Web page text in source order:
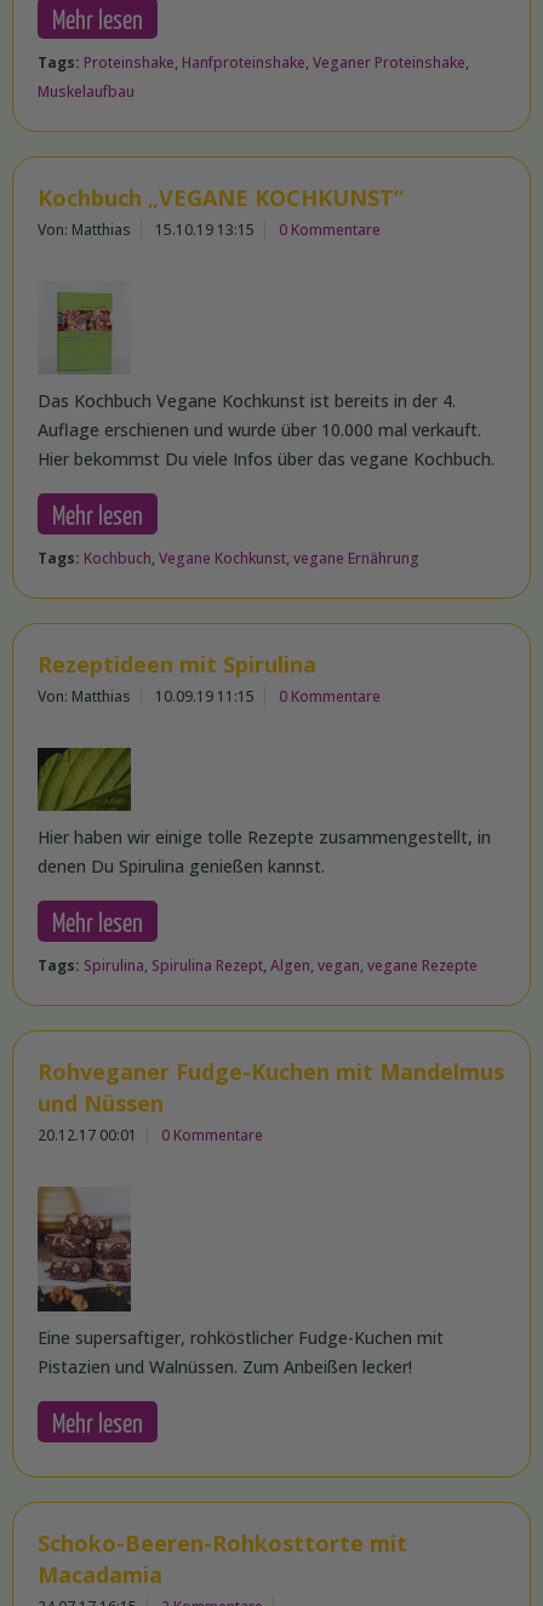
Mehr lesen
Tags: Proteinshake, Hanfproteinshake, Veganer Proteinshake,
Muskelaufbau
Kochbuch „VEGANE KOCHKUNST“
Von: Matthias 15.10.19 13:15 0 Kommentare
Das Kochbuch Vegane Kochkunst ist bereits in der 4.
Auflage erschienen und wurde über 10.000 mal verkauft.
Hier bekommst Du viele Infos über das vegane Kochbuch.
Mehr lesen
Tags: Kochbuch, Vegane Kochkunst, vegane Ernährung
Rezeptideen mit Spirulina
Von: Matthias 10.09.19 11:15 0 Kommentare
Hier haben wir einige tolle Rezepte zusammengestellt, in
denen Du Spirulina genießen kannst.
Mehr lesen
Tags: Spirulina, Spirulina Rezept, Algen, vegan, vegane Rezepte
Rohveganer Fudge-Kuchen mit Mandelmus
und Nüssen
20.12.17 00:01 0 Kommentare
Eine supersaftiger, rohköstlicher Fudge-Kuchen mit
Pistazien und Walnüssen. Zum Anbeißen lecker!
Mehr lesen
Schoko-Beeren-Rohkosttorte mit
Macadamia